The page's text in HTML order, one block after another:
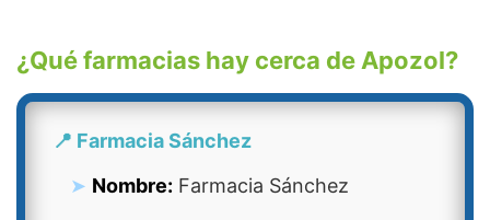
¿Qué farmacias hay cerca de Apozol?
📍 Farmacia Sánchez
Nombre: Farmacia Sánchez